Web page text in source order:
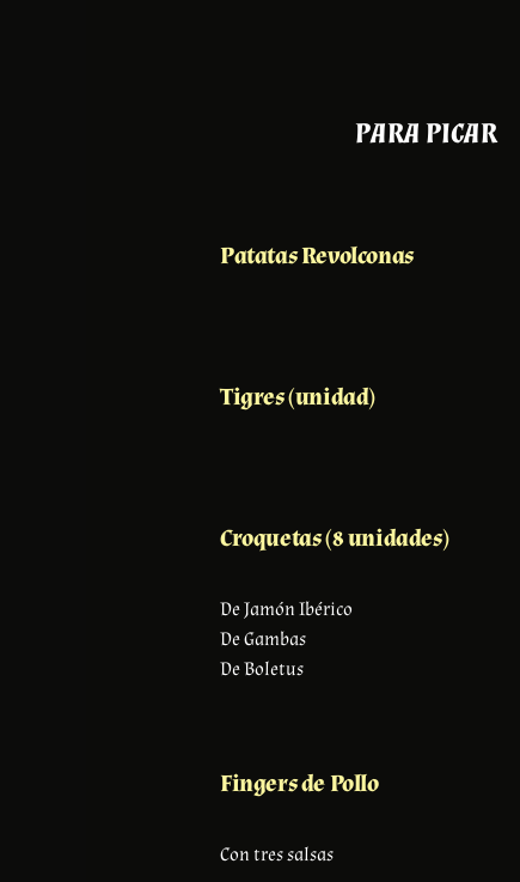
PARA PICAR
Patatas Revolconas
Tigres (unidad)
Croquetas (8 unidades)
De Jamón Ibérico
De Gambas
De Boletus
Fingers de Pollo
Con tres salsas